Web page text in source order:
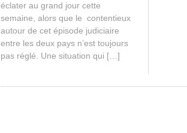
éclater au grand jour cette
semaine, alors que le contentieux
autour de cet épisode judiciaire
entre les deux pays n’est toujours
pas réglé. Une situation qui […]